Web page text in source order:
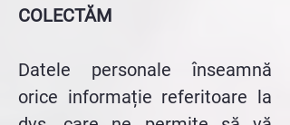
COLECTĂM
Datele personale înseamnă
orice informație referitoare la